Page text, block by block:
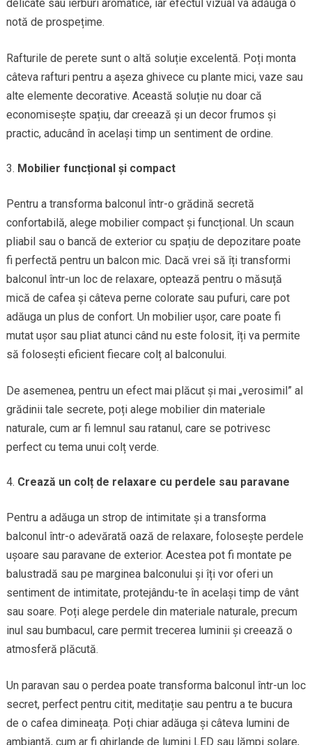
delicate sau ierburi aromatice, iar efectul vizual va adăuga o
notă de prospețime.
Rafturile de perete sunt o altă soluție excelentă. Poți monta
câteva rafturi pentru a așeza ghivece cu plante mici, vaze sau
alte elemente decorative. Această soluție nu doar că
economisește spațiu, dar creează și un decor frumos și
practic, aducând în același timp un sentiment de ordine.
Mobilier funcțional și compact
Pentru a transforma balconul într-o grădină secretă
confortabilă, alege mobilier compact și funcțional. Un scaun
pliabil sau o bancă de exterior cu spațiu de depozitare poate
fi perfectă pentru un balcon mic. Dacă vrei să îți transformi
balconul într-un loc de relaxare, optează pentru o măsuță
mică de cafea și câteva perne colorate sau pufuri, care pot
adăuga un plus de confort. Un mobilier ușor, care poate fi
mutat ușor sau pliat atunci când nu este folosit, îți va permite
să folosești eficient fiecare colț al balconului.
De asemenea, pentru un efect mai plăcut și mai „verosimil” al
grădinii tale secrete, poți alege mobilier din materiale
naturale, cum ar fi lemnul sau ratanul, care se potrivesc
perfect cu tema unui colț verde.
Crează un colț de relaxare cu perdele sau paravane
Pentru a adăuga un strop de intimitate și a transforma
balconul într-o adevărată oază de relaxare, folosește perdele
ușoare sau paravane de exterior. Acestea pot fi montate pe
balustradă sau pe marginea balconului și îți vor oferi un
sentiment de intimitate, protejându-te în același timp de vânt
sau soare. Poți alege perdele din materiale naturale, precum
inul sau bumbacul, care permit trecerea luminii și creează o
atmosferă plăcută.
Un paravan sau o perdea poate transforma balconul într-un loc
secret, perfect pentru citit, meditație sau pentru a te bucura
de o cafea dimineața. Poți chiar adăuga și câteva lumini de
ambianță, cum ar fi ghirlande de lumini LED sau lămpi solare,